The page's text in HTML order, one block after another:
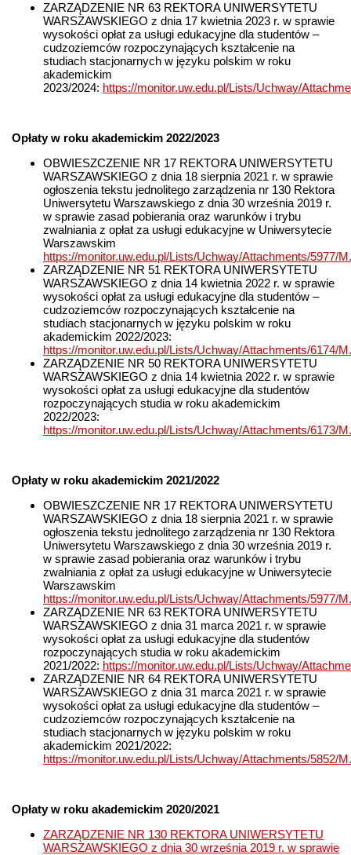
ZARZĄDZENIE NR 63 REKTORA UNIWERSYTETU
WARSZAWSKIEGO z dnia 17 kwietnia 2023 r. w sprawie
wysokości opłat za usługi edukacyjne dla studentów –
cudzoziemców rozpoczynających kształcenie na
studiach stacjonarnych w języku polskim w roku
akademickim
2023/2024: https://monitor.uw.edu.pl/Lists/Uchway/
Opłaty w roku akademickim 2022/2023
OBWIESZCZENIE NR 17 REKTORA UNIWERSYTETU
WARSZAWSKIEGO z dnia 18 sierpnia 2021 r. w sprawie
ogłoszenia tekstu jednolitego zarządzenia nr 130 Rektora
Uniwersytetu Warszawskiego z dnia 30 września 2019 r.
w sprawie zasad pobierania oraz warunków i trybu
zwalniania z opłat za usługi edukacyjne w Uniwersytecie
Warszawskim
https://monitor.uw.edu.pl/Lists/Uchway/Attachments/5977/
ZARZĄDZENIE NR 51 REKTORA UNIWERSYTETU
WARSZAWSKIEGO z dnia 14 kwietnia 2022 r. w sprawie
wysokości opłat za usługi edukacyjne dla studentów –
cudzoziemców rozpoczynających kształcenie na
studiach stacjonarnych w języku polskim w roku
akademickim 2022/2023:
https://monitor.uw.edu.pl/Lists/Uchway/Attachments/6174/
ZARZĄDZENIE NR 50 REKTORA UNIWERSYTETU
WARSZAWSKIEGO z dnia 14 kwietnia 2022 r. w sprawie
wysokości opłat za usługi edukacyjne dla studentów
rozpoczynających studia w roku akademickim
2022/2023:
https://monitor.uw.edu.pl/Lists/Uchway/Attachments/6173/
Opłaty w roku akademickim 2021/2022
OBWIESZCZENIE NR 17 REKTORA UNIWERSYTETU
WARSZAWSKIEGO z dnia 18 sierpnia 2021 r. w sprawie
ogłoszenia tekstu jednolitego zarządzenia nr 130 Rektora
Uniwersytetu Warszawskiego z dnia 30 września 2019 r.
w sprawie zasad pobierania oraz warunków i trybu
zwalniania z opłat za usługi edukacyjne w Uniwersytecie
Warszawskim
https://monitor.uw.edu.pl/Lists/Uchway/Attachments/5977/
ZARZĄDZENIE NR 63 REKTORA UNIWERSYTETU
WARSZAWSKIEGO z dnia 31 marca 2021 r. w sprawie
wysokości opłat za usługi edukacyjne dla studentów
rozpoczynających studia w roku akademickim
2021/2022: https://monitor.uw.edu.pl/Lists/Uchway/
ZARZĄDZENIE NR 64 REKTORA UNIWERSYTETU
WARSZAWSKIEGO z dnia 31 marca 2021 r. w sprawie
wysokości opłat za usługi edukacyjne dla studentów –
cudzoziemców rozpoczynających kształcenie na
studiach stacjonarnych w języku polskim w roku
akademickim 2021/2022:
https://monitor.uw.edu.pl/Lists/Uchway/Attachments/5852/
Opłaty w roku akademickim 2020/2021
ZARZĄDZENIE NR 130 REKTORA UNIWERSYTETU
WARSZAWSKIEGO z dnia 30 września 2019 r. w sprawie